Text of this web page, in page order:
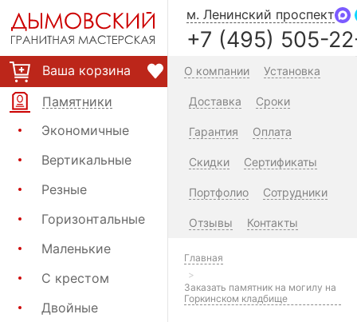
Ваша корзина
Памятники
Экономичные
Вертикальные
Резные
Горизонтальные
Маленькие
С крестом
Двойные
м. Ленинский проспект
+7 (495) 505-
О компании Установка
Доставка Сроки
Гарантия Оплата
Скидки Сертификаты
Портфолио Сотрудники
Отзывы Контакты
Главная
Заказать памятник на могилу на
Горкинском кладбище